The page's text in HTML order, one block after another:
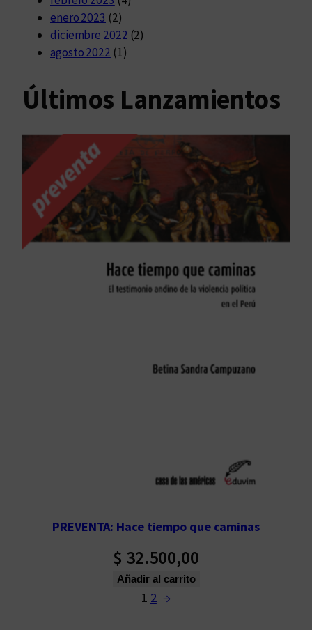
enero 2023 (2)
diciembre 2022 (2)
agosto 2022 (1)
Últimos Lanzamientos
PREVENTA: Hace tiempo que caminas
$ 32.500,00
Añadir al carrito
1 2 →